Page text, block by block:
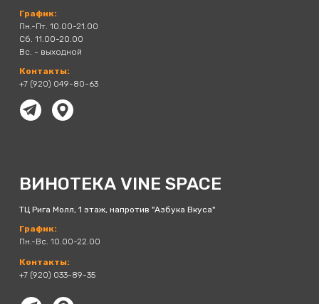
ВИНОТЕКА VINE SPACE
График:
Пн.-Пт. 10.00-21.00
Сб. 11.00-20.00
Вс. - выходной
Контакты:+7 (920) 049-80-67
ТЦ Рига Молл, 1 этаж, напротив "Азбука Вкуса"
Контакты:+7 (920) 049-80-67
Контакты:
+7 (920) 049-80-63
Контакты:
+7 (920) 033-89-35
График:
Пн.-Вс. 10.00-22.00